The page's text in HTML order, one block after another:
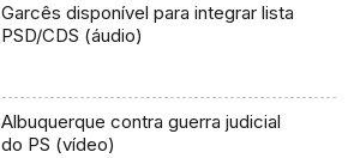
Garcês disponível para integrar lista
PSD/CDS (áudio)
Albuquerque contra guerra judicial
do PS (vídeo)